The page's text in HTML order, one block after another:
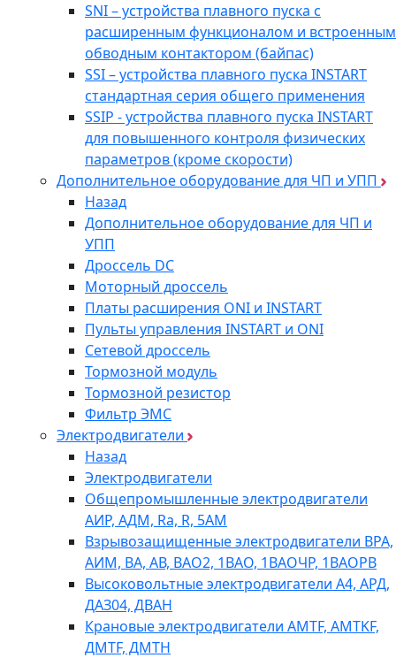
SNI – устройства плавного пуска с
расширенным функционалом и встроенным
обводным контактором (байпас)
SSI – устройства плавного пуска INSTART
стандартная серия общего применения
SSIP - устройства плавного пуска INSTART
для повышенного контроля физических
параметров (кроме скорости)
Дополнительное оборудование для ЧП и УПП
Назад
Дополнительное оборудование для ЧП и
УПП
Дроссель DC
Моторный дроссель
Платы расширения ONI и INSTART
Пульты управления INSTART и ONI
Сетевой дроссель
Тормозной модуль
Тормозной резистор
Фильтр ЭМС
Электродвигатели
Назад
Электродвигатели
Общепромышленные электродвигатели
АИР, АДМ, Ra, R, 5AM
Взрывозащищенные электродвигатели ВРА,
АИМ, ВА, АВ, ВАO2, 1ВАО, 1ВАОЧР, 1ВАОРВ
Высоковольтные электродвигатели A4, АРД,
ДАЗ04, ДВАН
Крановые электродвигатели AMTF, AMTKF,
ДMTF, ДМТН